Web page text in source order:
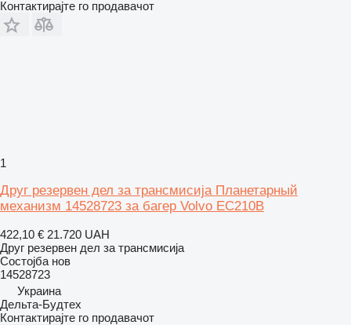
Контактирајте го продавачот
1
Друг резервен дел за трансмисија Планетарный
механизм 14528723 за багер Volvo EC210B
422,10 € 21.720 UAH
Друг резервен дел за трансмисија
Состојба нов
14528723
Украина
Дельта-Будтех
Контактирајте го продавачот